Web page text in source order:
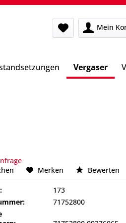
Mein
Vergaser
Merken Bewerten
173
71752800